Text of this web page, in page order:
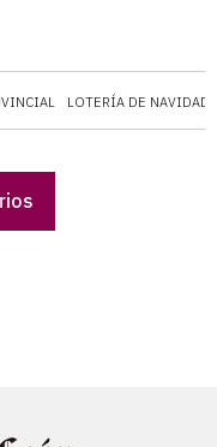
LOTERÍA DE NAVIDAD